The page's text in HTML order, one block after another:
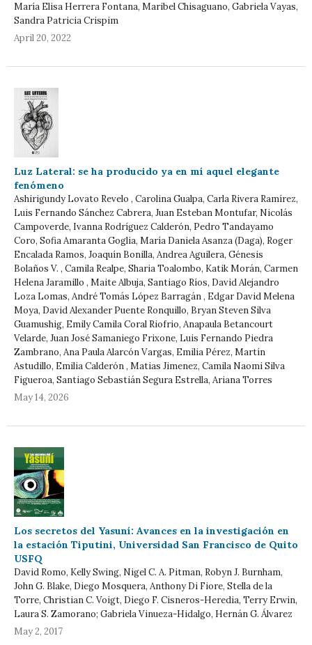
María Elisa Herrera Fontana, Maribel Chisaguano, Gabriela Vayas,
Sandra Patricia Crispim
April 20, 2022
Luz Lateral: se ha producido ya en mí aquel elegante
fenómeno
Ashirigundy Lovato Revelo , Carolina Gualpa, Carla Rivera Ramírez,
Luis Fernando Sánchez Cabrera, Juan Esteban Montufar, Nicolás
Campoverde, Ivanna Rodríguez Calderón, Pedro Tandayamo
Coro, Sofia Amaranta Goglia, María Daniela Asanza (Daga), Roger
Encalada Ramos, Joaquín Bonilla, Andrea Aguilera, Génesis
Bolaños V. , Camila Realpe, Sharia Toalombo, Katik Morán, Carmen
Helena Jaramillo , Maite Albuja, Santiago Ríos, David Alejandro
Loza Lomas, André Tomás López Barragán , Edgar David Melena
Moya, David Alexander Puente Ronquillo, Bryan Steven Silva
Guamushig, Emily Camila Coral Riofrio, Anapaula Betancourt
Velarde, Juan José Samaniego Frixone, Luis Fernando Piedra
Zambrano, Ana Paula Alarcón Vargas, Emilia Pérez, Martín
Astudillo, Emilia Calderón , Matias Jimenez, Camila Naomi Silva
Figueroa, Santiago Sebastián Segura Estrella, Ariana Torres
May 14, 2026
Los secretos del Yasuní: Avances en la investigación en
la estación Tiputini, Universidad San Francisco de Quito
USFQ
David Romo, Kelly Swing, Nigel C. A. Pitman, Robyn J. Burnham,
John G. Blake, Diego Mosquera, Anthony Di Fiore, Stella de la
Torre, Christian C. Voigt, Diego F. Cisneros-Heredia, Terry Erwin,
Laura S. Zamorano; Gabriela Vinueza-Hidalgo, Hernán G. Álvarez
May 2, 2017